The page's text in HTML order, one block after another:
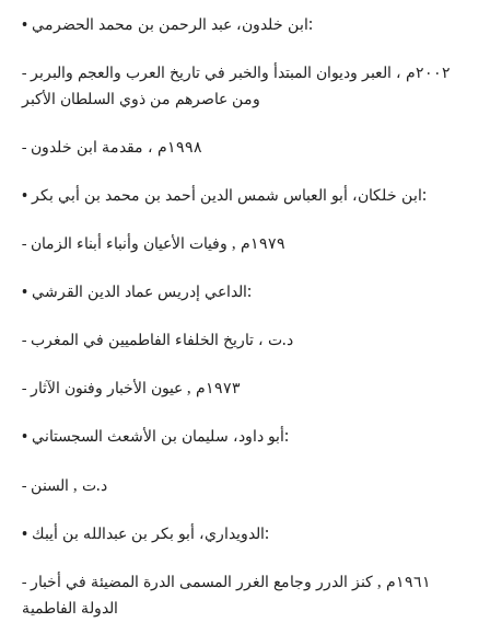
• ابن خلدون، عبد الرحمن بن محمد الحضرمي:
- ٢٠٠٢م ، العبر ودیوان المبتدأ والخبر في تاریخ العرب والعجم والبربر
ومن عاصرهم من ذوي السلطان الأكبر
- ١٩٩٨م ، مقدمة ابن خلدون
• ابن خلكان، أبو العباس شمس الدین أحمد بن محمد بن أبي بكر:
- ١٩٧٩م , وفیات الأعیان وأنباء أبناء الزمان
• الداعي إدریس عماد الدین القرشي:
- د.ت ، تاریخ الخلفاء الفاطمیین في المغرب
- ١٩٧٣م , عیون الأخبار وفنون الآثار
• أبو داود، سلیمان بن الأشعث السجستاني:
- د.ت , السنن
• الدویداري، أبو بكر بن عبدالله بن أیبك:
- ١٩٦١م , كنز الدرر وجامع الغرر المسمى الدرة المضیئة في أخبار
الدولة الفاطمیة